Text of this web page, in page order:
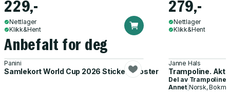
229,-
Nettlager
Klikk&Hent
279,-
Nettlager
Klikk&Hent
Anbefalt for deg
Panini
Samlekort World Cup 2026 Sticker Booster
Janne Hals
Trampoline.
Del av Trampoline
Annet| Norsk,